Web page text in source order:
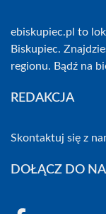
ebiskupiec.pl to
Biskupiec.
regionu. Bądź na
REDAKCJA
Skontaktuj się z
DOŁĄCZ DO